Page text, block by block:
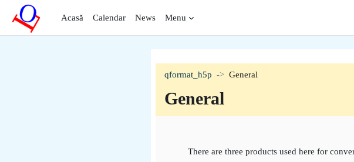
Sari la conţinutul principal
Acasă
Calendar News Menu
qformat_h5p
General
General
There are three products used here for